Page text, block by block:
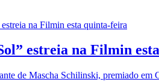
estreia na Filmin
de Mascha Schilinski, premiado em